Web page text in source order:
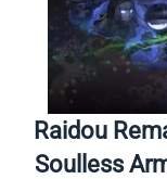
Raidou
Soulless